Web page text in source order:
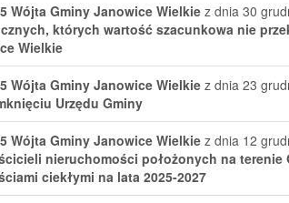
Wójta Gminy Janowice Wielkiez dnia 30
których wartość szacunkowa nie
Wielkie
Wójta Gminy Janowice Wielkiez dnia 23
Urzędu Gminy
Wójta Gminy Janowice Wielkiez dnia 12
nieruchomości położonych na terenie
ciekłymi na lata 2025-2027